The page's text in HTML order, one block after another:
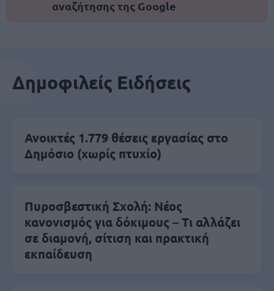
αναζήτησης της Google
Δημοφιλείς Ειδήσεις
Ανοικτές 1.779 θέσεις εργασίας στο
Δημόσιο (χωρίς πτυχίο)
Πυροσβεστική Σχολή: Νέος
κανονισμός για δόκιμους – Τι αλλάζει
σε διαμονή, σίτιση και πρακτική
εκπαίδευση